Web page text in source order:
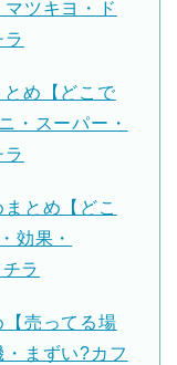
ツキヨ・ド
め【どこで
・スーパー・
とめ【どこ
効果・
ラ
売ってる場
まずい?カフ